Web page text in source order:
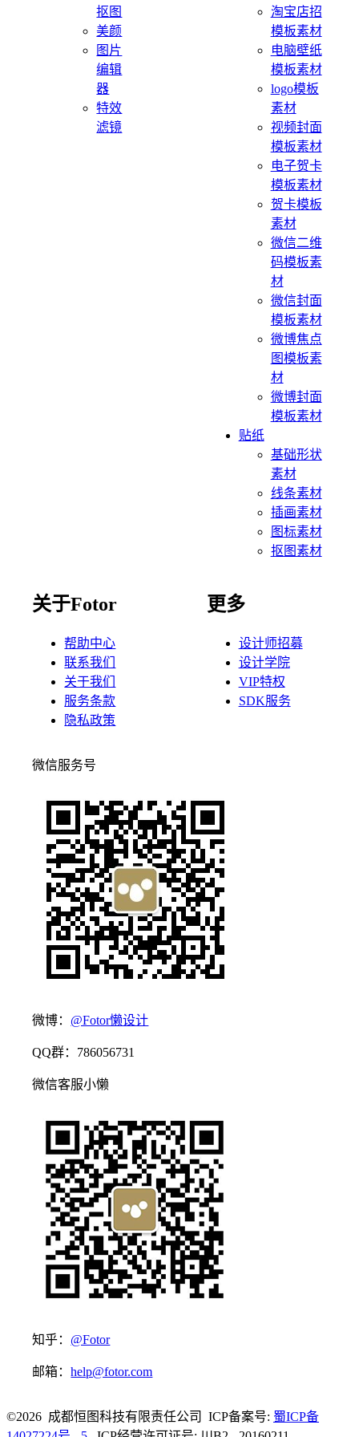
抠图
美颜
图片
编辑
器
特效
滤镜
淘宝店招
模板素材
电脑壁纸
模板素材
logo模板
素材
视频封面
模板素材
电子贺卡
模板素材
贺卡模板
素材
微信二维
码模板素
材
微信封面
模板素材
微博焦点
图模板素
材
微博封面
模板素材
贴纸
基础形状
素材
线条素材
插画素材
图标素材
抠图素材
关于Fotor
帮助中心
联系我们
关于我们
服务条款
隐私政策
更多
设计师招募
设计学院
VIP特权
SDK服务
微信服务号
微博： @Fotor懒设计
QQ群：786056731
微信客服小懒
知乎： @Fotor
邮箱：help@fotor.com
©2026 成都恒图科技有限责任公司 ICP备案号: 蜀ICP备